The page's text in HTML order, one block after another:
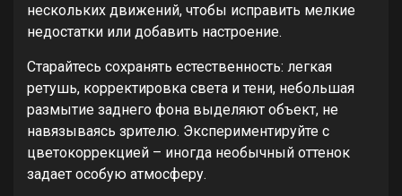
нескольких движений, чтобы исправить мелкие
недостатки или добавить настроение.
Старайтесь сохранять естественность: легкая
ретушь, корректировка света и тени, небольшая
размытие заднего фона выделяют объект, не
навязываясь зрителю. Экспериментируйте с
цветокоррекцией – иногда необычный оттенок
задает особую атмосферу.